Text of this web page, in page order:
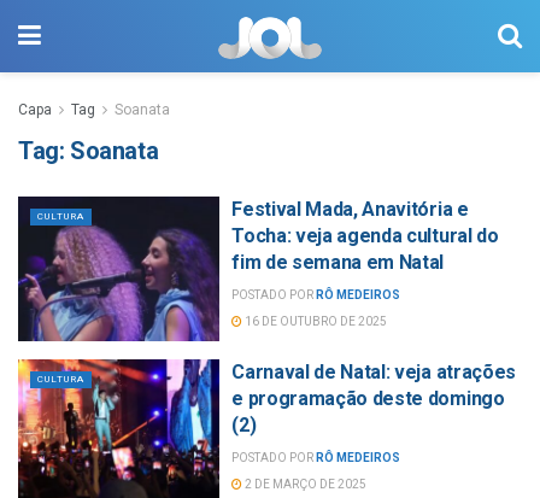
Capa Tag Soanata
Tag: Soanata
CULTURA
Festival Mada, Anavitória e
Tocha: veja agenda cultural do
fim de semana em Natal
POSTADO POR RÔ MEDEIROS
16 DE OUTUBRO DE 2025
CULTURA
Carnaval de Natal: veja atrações
e programação deste domingo
(2)
POSTADO POR RÔ MEDEIROS
2 DE MARÇO DE 2025